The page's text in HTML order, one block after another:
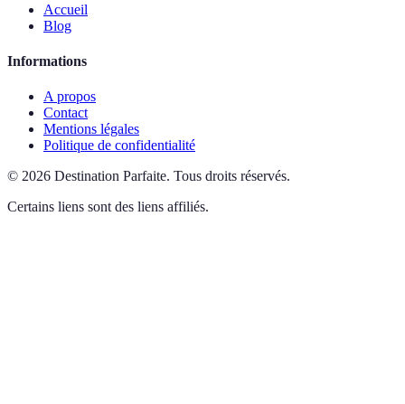
Accueil
Blog
Informations
A propos
Contact
Mentions légales
Politique de confidentialité
© 2026 Destination Parfaite. Tous droits réservés.
Certains liens sont des liens affiliés.